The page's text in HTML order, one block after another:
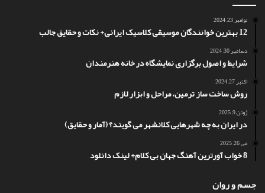
نوامبر 23, 2024
12 بهترین خوانندگان موسیقی کلاسیک ایرانی+ نکات و حقایق جالب
دسامبر 30, 2024
شرایط و اصول برگزاری نمایشگاه در خانه هنرمندان
اکتبر 27, 2024
روش ساخت ساز ترمین، مراحل و ابزار لازم
ژوئن 9, 2025
در ایران به چه شهرهایی کلانشهر می گویند؟ (آمار و حقایق)
می 26, 2025
8 خواب آورترین آهنگ جهان بی کلام+ لینک دانلود
جسم و روان